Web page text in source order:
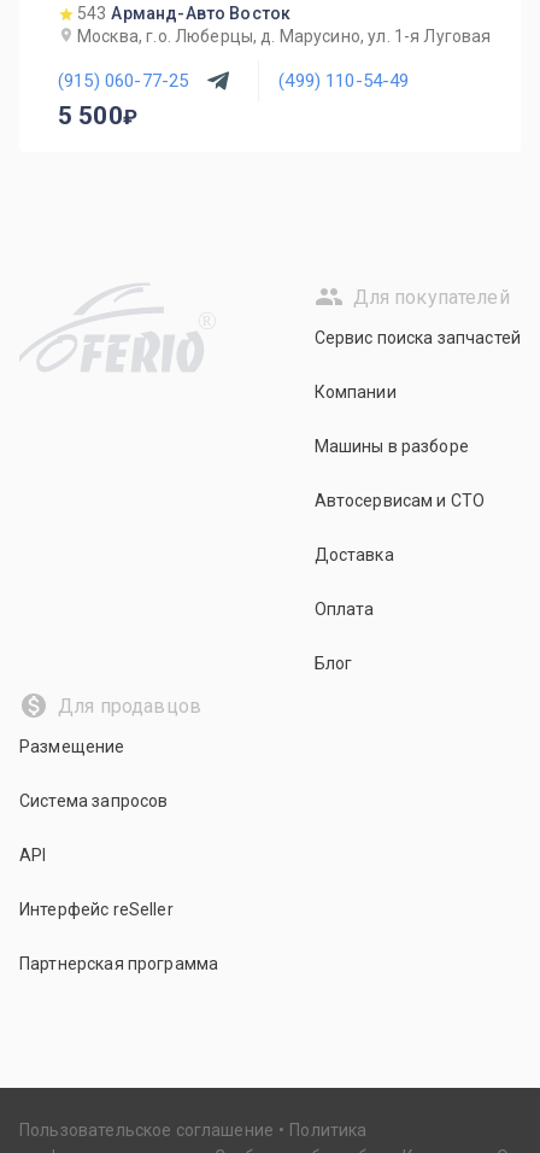
543 Арманд-Авто Восток
Москва, г.о. Люберцы, д. Марусино, ул. 1-я Луговая
(915) 060-77-25 (499) 110-54-49
5 500
R
Для покупателей
Сервис поиска запчастей
Компании
Машины в разборе
Автосервисам и СТО
Доставка
Оплата
Блог
Для продавцов
Размещение
Система запросов
API
Интерфейс reSeller
Партнерская программа
Пользовательское соглашение
Политика